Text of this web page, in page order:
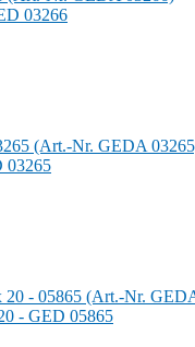
03266
03265
- GED 05865